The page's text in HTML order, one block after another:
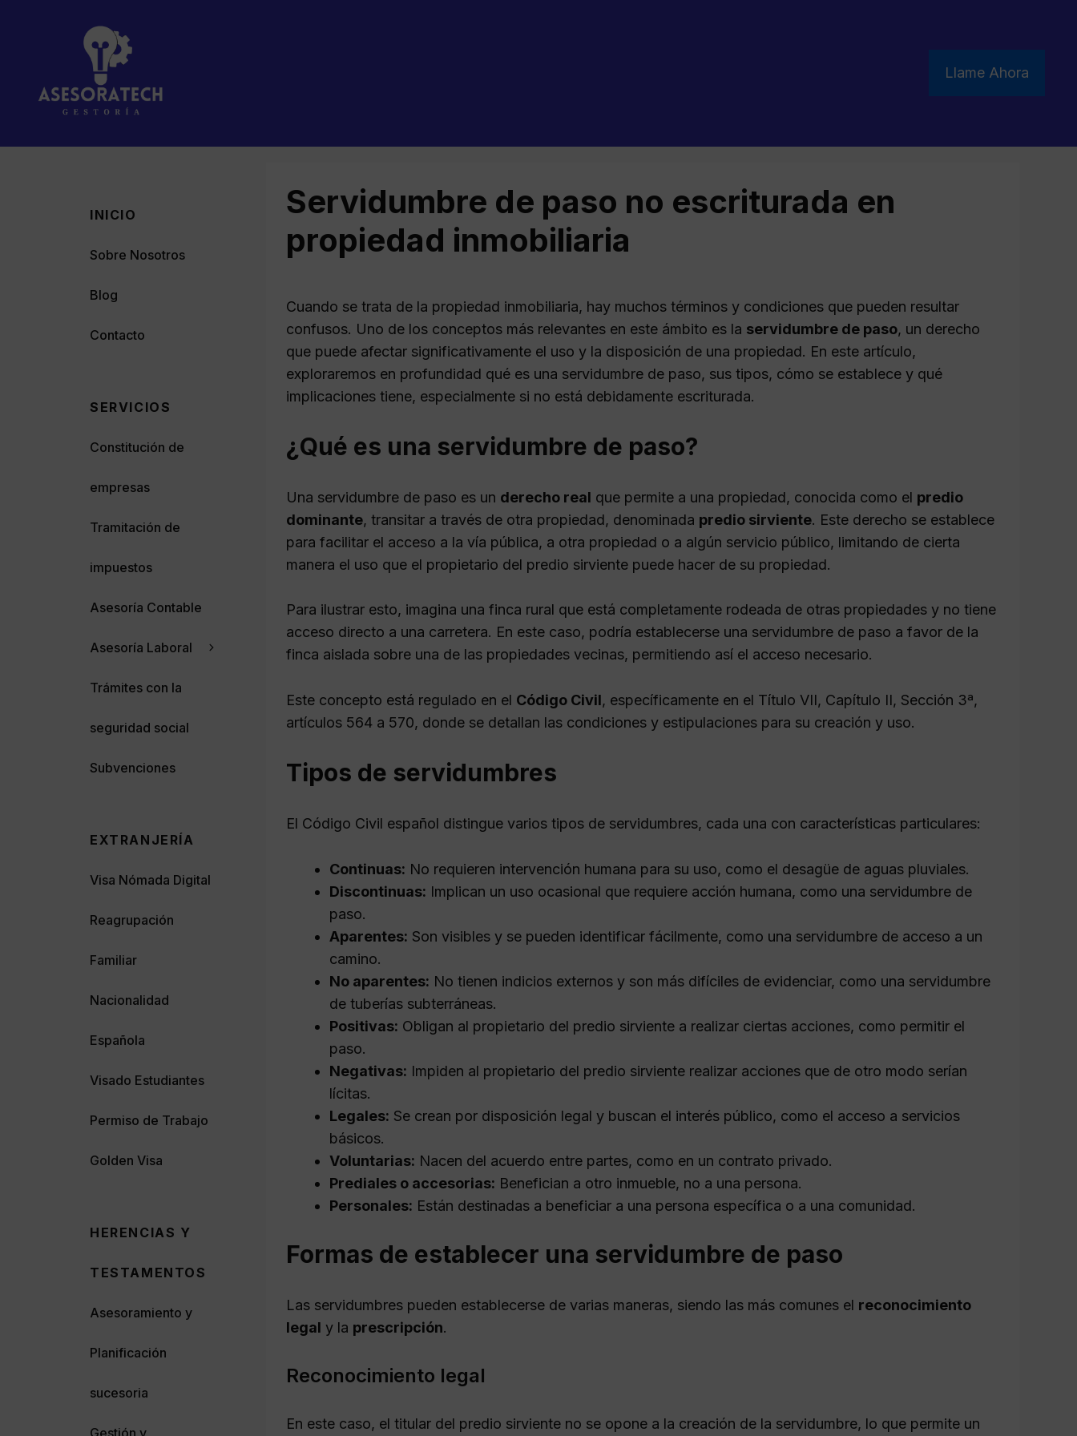
Llame Ahora
Servidumbre de paso no escriturada en
propiedad inmobiliaria
Cuando se trata de la propiedad inmobiliaria, hay muchos términos y condiciones que pueden resultar
confusos. Uno de los conceptos más relevantes en este ámbito es la servidumbre de paso, un derecho
que puede afectar significativamente el uso y la disposición de una propiedad. En este artículo,
exploraremos en profundidad qué es una servidumbre de paso, sus tipos, cómo se establece y qué
implicaciones tiene, especialmente si no está debidamente escriturada.
¿Qué es una servidumbre de paso?
Una servidumbre de paso es un derecho real que permite a una propiedad, conocida como el predio
dominante, transitar a través de otra propiedad, denominada predio sirviente. Este derecho se establece
para facilitar el acceso a la vía pública, a otra propiedad o a algún servicio público, limitando de cierta
manera el uso que el propietario del predio sirviente puede hacer de su propiedad.
Para ilustrar esto, imagina una finca rural que está completamente rodeada de otras propiedades y no tiene
acceso directo a una carretera. En este caso, podría establecerse una servidumbre de paso a favor de la
finca aislada sobre una de las propiedades vecinas, permitiendo así el acceso necesario.
Este concepto está regulado en el Código Civil, específicamente en el Título VII, Capítulo II, Sección 3ª,
artículos 564 a 570, donde se detallan las condiciones y estipulaciones para su creación y uso.
Tipos de servidumbres
El Código Civil español distingue varios tipos de servidumbres, cada una con características particulares:
Continuas: No requieren intervención humana para su uso, como el desagüe de aguas pluviales.
Discontinuas: Implican un uso ocasional que requiere acción humana, como una servidumbre de
paso.
Aparentes: Son visibles y se pueden identificar fácilmente, como una servidumbre de acceso a un
camino.
No aparentes: No tienen indicios externos y son más difíciles de evidenciar, como una servidumbre
de tuberías subterráneas.
Positivas: Obligan al propietario del predio sirviente a realizar ciertas acciones, como permitir el
paso.
Negativas: Impiden al propietario del predio sirviente realizar acciones que de otro modo serían
lícitas.
Legales: Se crean por disposición legal y buscan el interés público, como el acceso a servicios
básicos.
Voluntarias: Nacen del acuerdo entre partes, como en un contrato privado.
Prediales o accesorias: Benefician a otro inmueble, no a una persona.
Personales: Están destinadas a beneficiar a una persona específica o a una comunidad.
Formas de establecer una servidumbre de paso
Las servidumbres pueden establecerse de varias maneras, siendo las más comunes el reconocimiento
legal y la prescripción.
Reconocimiento legal
En este caso, el titular del predio sirviente no se opone a la creación de la servidumbre, lo que permite un
INICIO
Sobre Nosotros
Blog
Contacto
SERVICIOS
Constitución de
empresas
Tramitación de
impuestos
Asesoría Contable
Asesoría Laboral
Trámites con la
seguridad social
Subvenciones
EXTRANJERÍA
Visa Nómada Digital
Reagrupación
Familiar
Nacionalidad
Española
Visado Estudiantes
Permiso de Trabajo
Golden Visa
HERENCIAS Y
TESTAMENTOS
Asesoramiento y
Planificación
sucesoria
Gestión y